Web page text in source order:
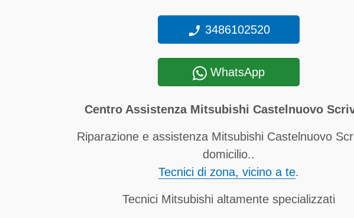
3486102520
WhatsApp
Centro Assistenza Mitsubishi Castelnuovo
Riparazione e assistenza Mitsubishi Castelnuovo
domicilio..
Tecnici di zona, vicino a te.
Tecnici Mitsubishi altamente specializzati